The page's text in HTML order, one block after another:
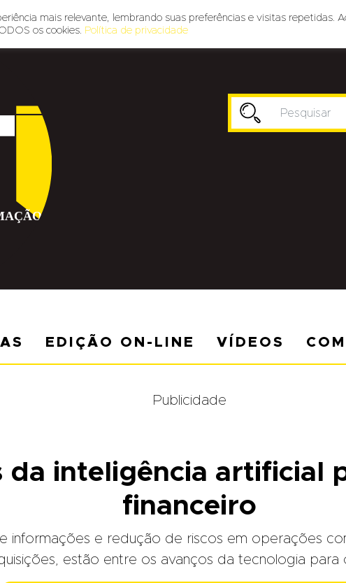
EDIÇÃO ON-LINE VÍDEOS
Publicidade
da inteligência artificial
financeiro
informações e redução de riscos em operações
estão entre os avanços da tecnologia para
mais relevante, lembrando suas preferências e visitas repetidas.
os cookies. Política de privacidade